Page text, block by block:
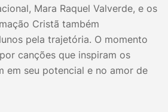
Mara Raquel Valverde, e os
Cristã também
pela trajetória. O momento
canções que inspiram os
em seu potencial e no amor de